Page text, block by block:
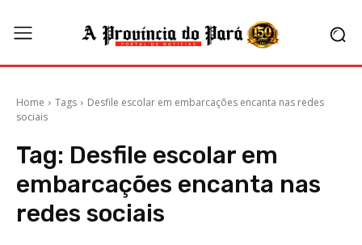
Home Tags
Desfile escolar em embarcações encanta nas redes
sociais
Tag: Desfile escolar em
embarcações encanta nas
redes sociais